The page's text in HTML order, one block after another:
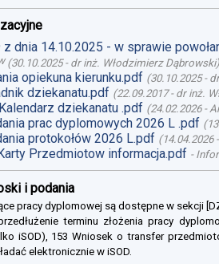
z dnia 14.10.2025 - w sprawie
(30.10.2025- dr inż. Włodzimierz Dąbrowski)
opiekuna kierunku.pdf (30.10.2025-
dziekanatu.pdf (22.09.2017- dr inż.
dziekanatu .pdf (24.02.2026-
prac dyplomowych 2026 L .pdf (
protokołów 2026 L.pdf (14.04.2026
Przedmiotow informacja.pdf -
i podania
pracy dyplomowej są dostępne w sekcji
terminu złożenia pracy
iSOD), 153 Wniosek o transfer
elektronicznie w iSOD.